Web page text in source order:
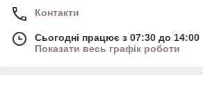
Контакти
Сьогодні працює з 07:30 до 14:00
Показати весь графік роботи